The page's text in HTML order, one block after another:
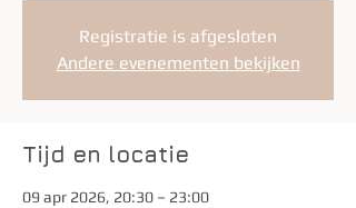
Registratie is afgesloten
Andere evenementen bekijken
Tijd en locatie
09 apr 2026, 20:30 – 23:00